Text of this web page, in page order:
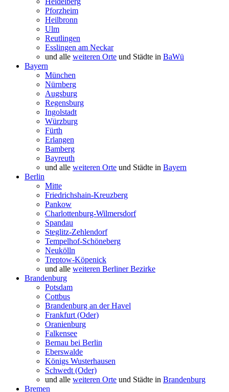
Pforzheim
Heilbronn
Ulm
Reutlingen
Esslingen am Neckar
und alle weiteren Orte und Städte in BaWü
Bayern
München
Nürnberg
Augsburg
Regensburg
Ingolstadt
Würzburg
Fürth
Erlangen
Bamberg
Bayreuth
und alle weiteren Orte und Städte in Bayern
Berlin
Mitte
Friedrichshain-Kreuzberg
Pankow
Charlottenburg-Wilmersdorf
Spandau
Steglitz-Zehlendorf
Tempelhof-Schöneberg
Neukölln
Treptow-Köpenick
und alle weiteren Berliner Bezirke
Brandenburg
Potsdam
Cottbus
Brandenburg an der Havel
Frankfurt (Oder)
Oranienburg
Falkensee
Bernau bei Berlin
Eberswalde
Königs Wusterhausen
Schwedt (Oder)
und alle weiteren Orte und Städte in Brandenburg
Bremen